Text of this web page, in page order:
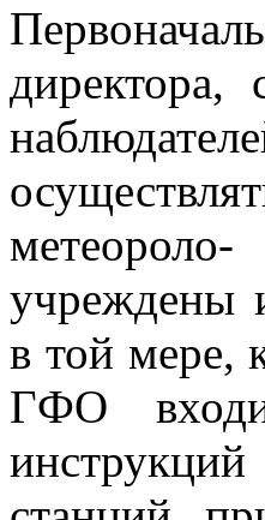
учреждены
в той мере,
ГФО